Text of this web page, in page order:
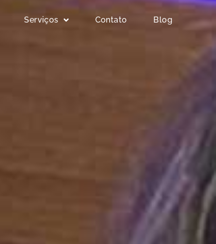
Serviços Contato Blog